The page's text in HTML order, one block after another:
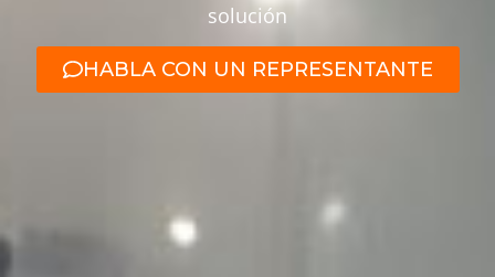
solución
HABLA CON UN REPRESENTANTE